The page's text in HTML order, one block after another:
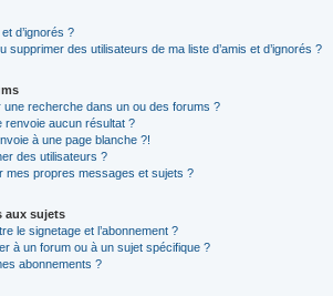
d’ignorés ?
supprimer des utilisateurs de ma liste d’amis et d’ignorés ?
une recherche dans un ou des forums ?
renvoie aucun résultat ?
à une page blanche ?!
des utilisateurs ?
mes propres messages et sujets ?
aux sujets
le signetage et l’abonnement ?
à un forum ou à un sujet spécifique ?
abonnements ?